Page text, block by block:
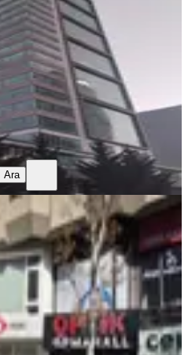
Mahallesi
·22. Kat·13.03.2026
Ara
Tunalı Hilmi Cadde
M2 Kiralık İşyeri/mağaza
Mahallesi
Düz Giriş (Zemin)